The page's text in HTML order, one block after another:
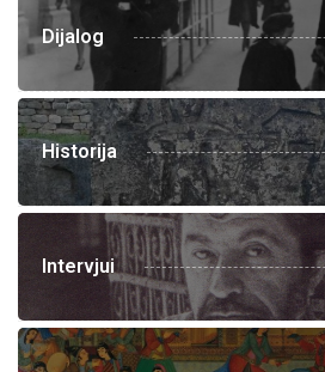
Dijalog
Historija
Intervjui